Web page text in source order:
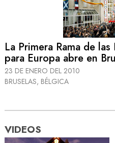
La Primera Rama de
para Europa abre en
23 DE ENERO DEL 2010
BRUSELAS, BÉLGICA
VIDEOS